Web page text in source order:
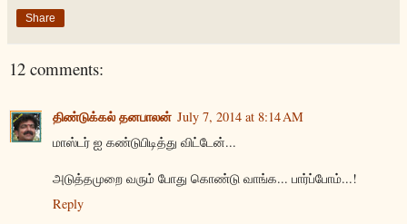
Share
12 comments:
திண்டுக்கல் தனபாலன் July 7, 2014 at 8:14 AM
மாஸ்டர் ஐ கண்டுபிடித்து விட்டேன்...
அடுத்தமுறை வரும் போது கொண்டு வாங்க... பார்ப்போம்...!
Reply